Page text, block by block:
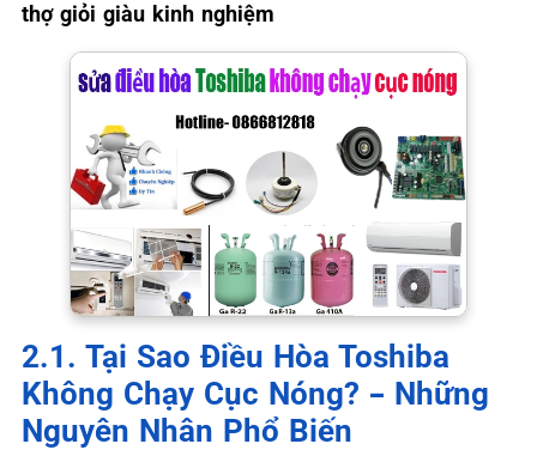
thợ giỏi giàu kinh nghiệm
2.1. Tại Sao Điều Hòa Toshiba
Không Chạy Cục Nóng? – Những
Nguyên Nhân Phổ Biến